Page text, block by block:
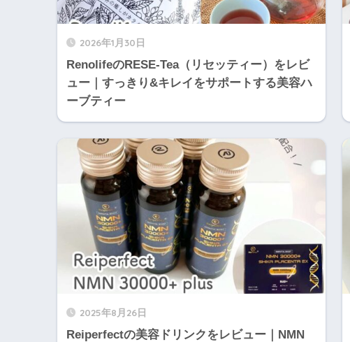
2026年1月30日
RenolifeのRESE-Tea（リセッティー）をレビ
ュー｜すっきり&キレイをサポートする美容ハ
ーブティー
2025年8月26日
Reiperfectの美容ドリンクをレビュー｜NMN